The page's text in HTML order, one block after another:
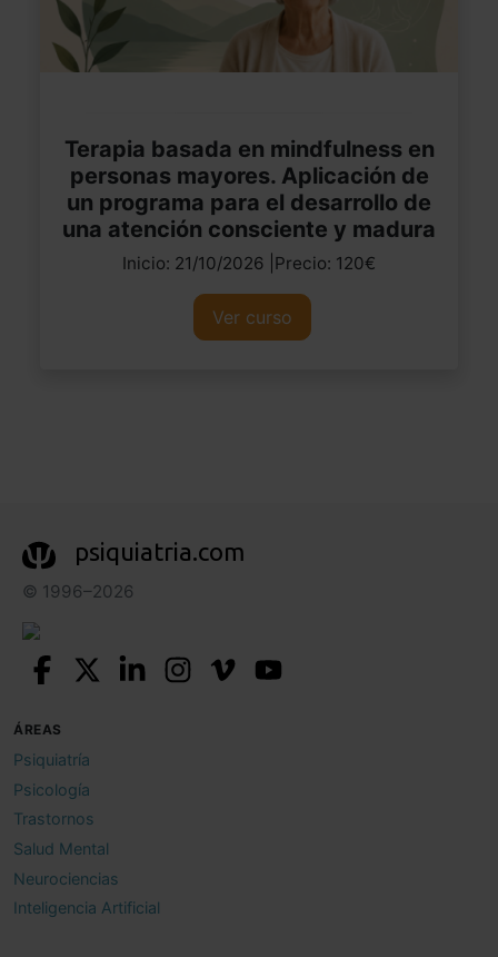
Terapia basada en mindfulness en
personas mayores. Aplicación de
un programa para el desarrollo de
una atención consciente y madura
Inicio: 21/10/2026 |Precio: 120€
Ver curso
psiquiatria.com
© 1996–2026
ÁREAS
Psiquiatría
Psicología
Trastornos
Salud Mental
Neurociencias
Inteligencia Artificial